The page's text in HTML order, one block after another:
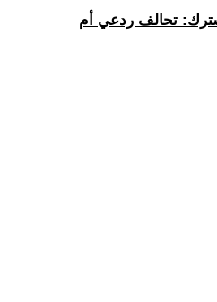
تحالف ردعي أم